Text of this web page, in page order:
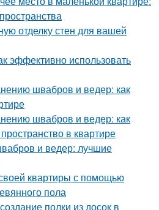
отделку стен для вашей
эффективно использовать
швабров и ведер: как
швабров и ведер: как
в квартире
и ведер: лучшие
квартиры с помощью
пола
полки из досок в